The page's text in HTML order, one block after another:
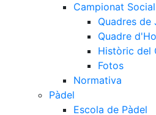
Campionat
Quadres de
Quadre
Històric del
Fotos
Normativa
Pàdel
Escola de Pàdel